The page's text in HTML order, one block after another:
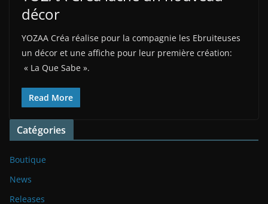
décor
YOZAA Créa réalise pour la compagnie les Ebruiteuses
un décor et une affiche pour leur première création:
« La Que Sabe ».
Read More
Catégories
Boutique
News
Releases